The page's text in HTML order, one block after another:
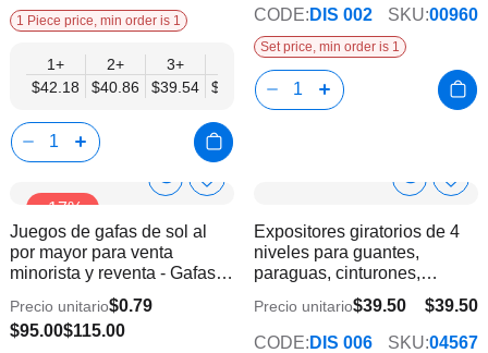
1 Piece price, min order is 1
1+
$42.18
2+
$40.86
3+
$39.54
$38.22
$36.90
$35.59
CODE: DIS 002 SKU:00960
Set price, min order is 1
-17%
Show
Info
Añadir
de
deseos
Juegos de gafas de sol al
por mayor para venta
minorista y reventa - Gafas
para niños con expositor |
120 pares
$95.00$115.00
Precio unitario$0.79
Show
Info la
Expositores giratorios de 4
niveles para guantes,
paraguas, cinturones,
hebillas y accesorios - Mobil
Displays | Sin productos$39.50
$34.57
Precio unitario$39.50
CODE: DIS 006 SKU:04567